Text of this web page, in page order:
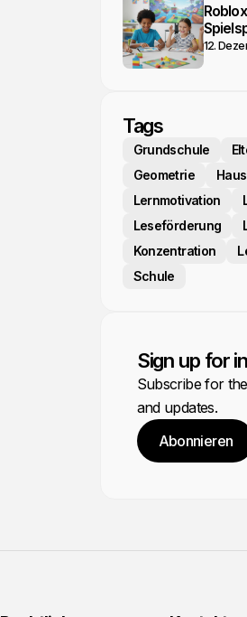
12.
Tags
Grundschule
Geometrie
Lernmotivation
Leseförderung
Konzentration
Schule
Sign up for
Subscribe for
and updates.
Abonnieren